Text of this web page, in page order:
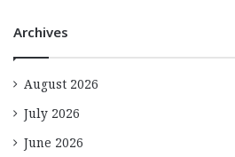
Archives
August 2026
July 2026
June 2026